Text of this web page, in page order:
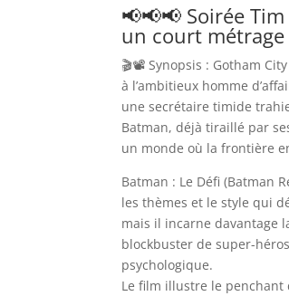
📢📢📢 Soirée
un court
🎬📽️ Synopsis : Gotham
à l’ambitieux homme
une secrétaire timide
Batman, déjà tiraillé par
un monde où la frontière
Batman : Le Défi (Batman
les thèmes et le style qui
mais il incarne davantage
blockbuster de super-
psychologique.
Le film illustre le penchant